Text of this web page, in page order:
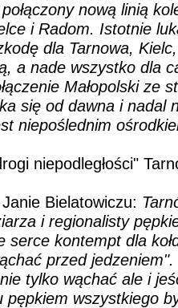
nową linią
i Radom. Istotnie
dla Tarnowa,
a nade wszystko dla
Małopolski ze
się od dawna i nadal
niepoślednim
niepodległości"
Bielatowiczu:
i regionalisty
serce kontempt dla
przed
tylko wąchać ale i
wszystkiego